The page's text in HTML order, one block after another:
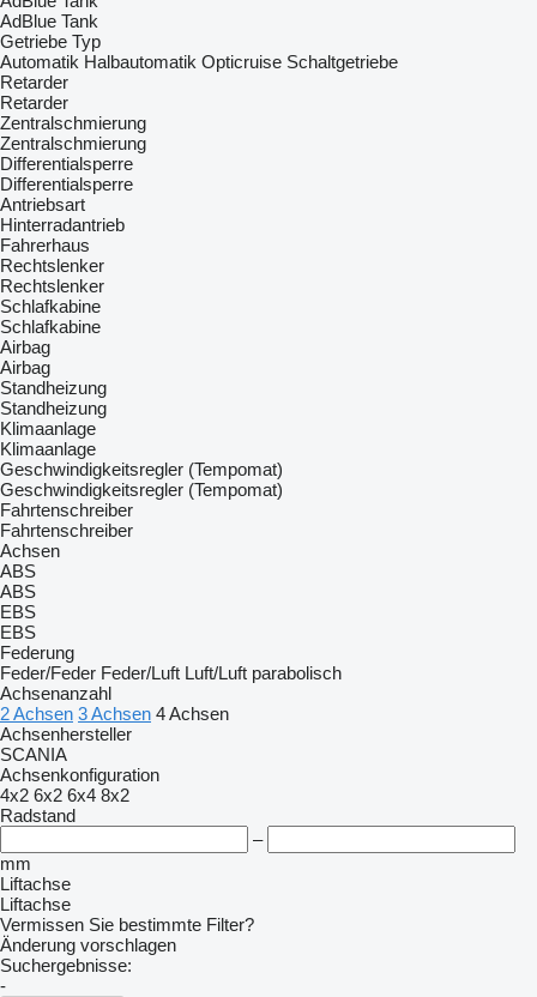
AdBlue Tank
Getriebe Typ
Automatik Halbautomatik Opticruise Schaltgetriebe
Retarder
Retarder
Zentralschmierung
Zentralschmierung
Differentialsperre
Differentialsperre
Antriebsart
Hinterradantrieb
Fahrerhaus
Rechtslenker
Rechtslenker
Schlafkabine
Schlafkabine
Airbag
Airbag
Standheizung
Standheizung
Klimaanlage
Klimaanlage
Geschwindigkeitsregler (Tempomat)
Geschwindigkeitsregler (Tempomat)
Fahrtenschreiber
Fahrtenschreiber
Achsen
ABS
ABS
EBS
EBS
Federung
Feder/Feder Feder/Luft Luft/Luft parabolisch
Achsenanzahl
2 Achsen 3 Achsen 4 Achsen
Achsenhersteller
SCANIA
Achsenkonfiguration
4x2 6x2 6x4 8x2
Radstand
–
mm
Liftachse
Liftachse
Vermissen Sie bestimmte Filter?
Änderung vorschlagen
Suchergebnisse:
-